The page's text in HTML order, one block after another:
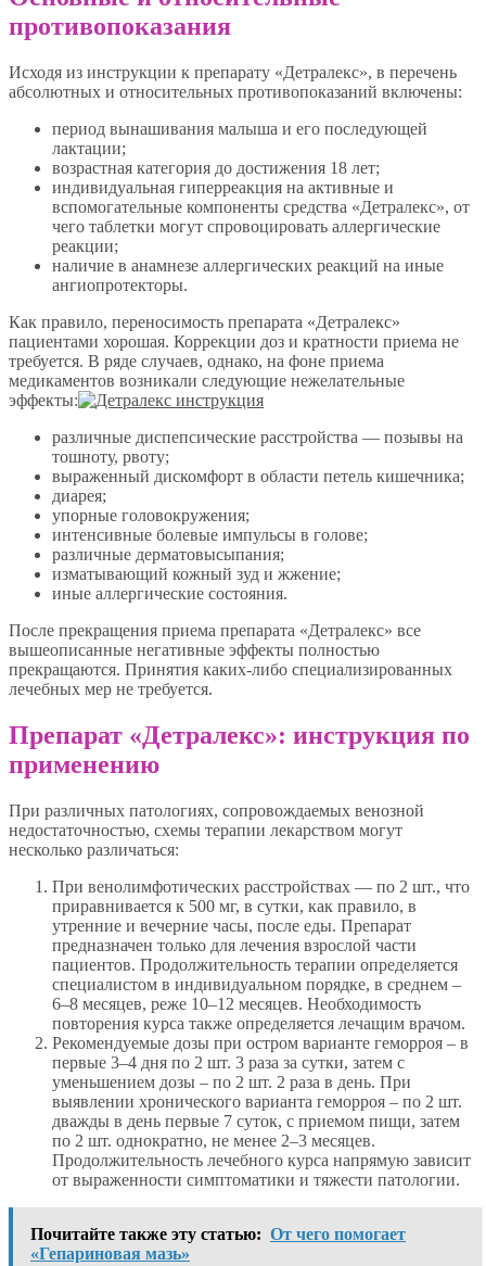
противопоказания
Исходя из инструкции к препарату «Детралекс», в перечень
абсолютных и относительных противопоказаний включены:
период вынашивания малыша и его последующей
лактации;
возрастная категория до достижения 18 лет;
индивидуальная гиперреакция на активные и
вспомогательные компоненты средства «Детралекс», от
чего таблетки могут спровоцировать аллергические
реакции;
наличие в анамнезе аллергических реакций на иные
ангиопротекторы.
Как правило, переносимость препарата «Детралекс»
пациентами хорошая. Коррекции доз и кратности приема не
требуется. В ряде случаев, однако, на фоне приема
медикаментов возникали следующие нежелательные
эффекты:
различные диспепсические расстройства — позывы на
тошноту, рвоту;
выраженный дискомфорт в области петель кишечника;
диарея;
упорные головокружения;
интенсивные болевые импульсы в голове;
различные дерматовысыпания;
изматывающий кожный зуд и жжение;
иные аллергические состояния.
После прекращения приема препарата «Детралекс» все
вышеописанные негативные эффекты полностью
прекращаются. Принятия каких-либо специализированных
лечебных мер не требуется.
Препарат «Детралекс»: инструкция по
применению
При различных патологиях, сопровождаемых венозной
недостаточностью, схемы терапии лекарством могут
несколько различаться:
При венолимфотических расстройствах — по 2 шт., что
приравнивается к 500 мг, в сутки, как правило, в
утренние и вечерние часы, после еды. Препарат
предназначен только для лечения взрослой части
пациентов. Продолжительность терапии определяется
специалистом в индивидуальном порядке, в среднем –
6–8 месяцев, реже 10–12 месяцев. Необходимость
повторения курса также определяется лечащим врачом.
Рекомендуемые дозы при остром варианте геморроя – в
первые 3–4 дня по 2 шт. 3 раза за сутки, затем с
уменьшением дозы – по 2 шт. 2 раза в день. При
выявлении хронического варианта геморроя – по 2 шт.
дважды в день первые 7 суток, с приемом пищи, затем
по 2 шт. однократно, не менее 2–3 месяцев.
Продолжительность лечебного курса напрямую зависит
от выраженности симптоматики и тяжести патологии.
Почитайте также эту статью: От чего помогает
«Гепариновая мазь»